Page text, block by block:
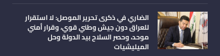
الضاري في ذكرى تحرير الموصل: لا استقرار
للعراق دون جيش وطني قوي، وقرار أمني
موحد، وحصر السلاح بيد الدولة وحل
الميليشيات